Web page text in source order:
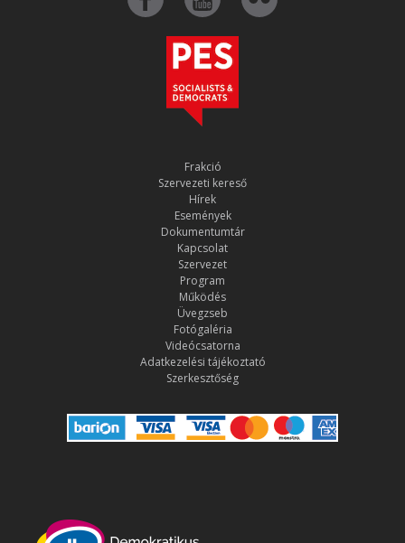
Frakció
Szervezeti kereső
Hírek
Események
Dokumentumtár
Kapcsolat
Szervezet
Program
Működés
Üvegzseb
Fotógaléria
Videócsatorna
Adatkezelési tájékoztató
Szerkesztőség